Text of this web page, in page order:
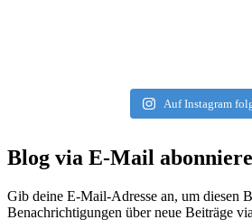
Auf Instagram
Blog via E-Mail
Gib deine E-Mail-Adresse an, um diesen
Benachrichtigungen über neue Beiträge